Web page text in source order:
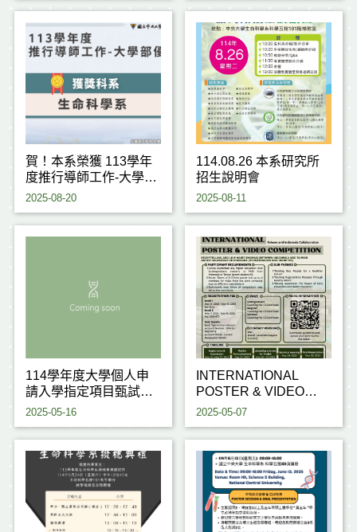
賀！本系榮獲 113學年
度推行導師工作-大學部
優良單位
2025-08-20
114.08.26 本系研究所
招生說明會
2025-08-11
114學年度大學個人申
請入學指定項目甄試注
意事項
2025-05-16
INTERNATIONAL
POSTER & VIDEO
COMPETITION 2025
2025-05-07